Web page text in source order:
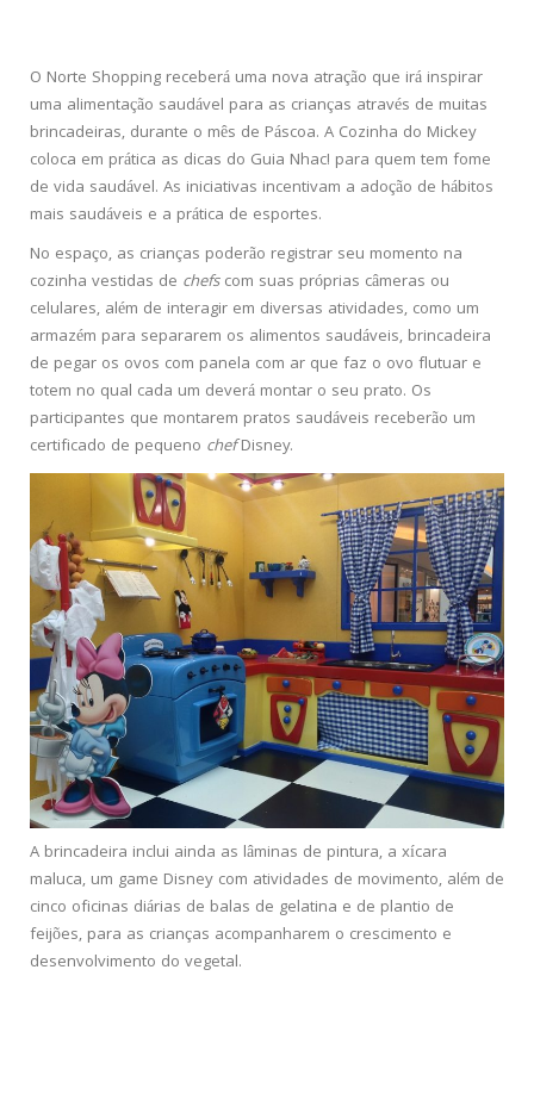
O Norte Shopping receberá uma nova atração que irá inspirar
uma alimentação saudável para as crianças através de muitas
brincadeiras, durante o mês de Páscoa. A Cozinha do Mickey
coloca em prática as dicas do Guia Nhac! para quem tem fome
de vida saudável. As iniciativas incentivam a adoção de hábitos
mais saudáveis e a prática de esportes.
No espaço, as crianças poderão registrar seu momento na
cozinha vestidas de chefscom suas próprias câmeras ou
celulares, além de interagir em diversas atividades, como um
armazém para separarem os alimentos saudáveis, brincadeira
de pegar os ovos com panela com ar que faz o ovo flutuar e
totem no qual cada um deverá montar o seu prato. Os
participantes que montarem pratos saudáveis receberão um
certificado de pequeno chefDisney.
A brincadeira inclui ainda as lâminas de pintura, a xícara
maluca, um game Disney com atividades de movimento, além de
cinco oficinas diárias de balas de gelatina e de plantio de
feijões, para as crianças acompanharem o crescimento e
desenvolvimento do vegetal.